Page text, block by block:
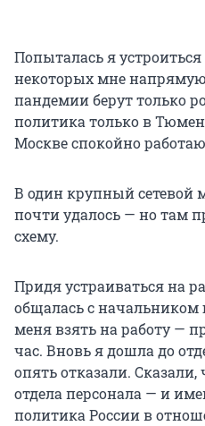
Попыталась я
некоторых мне напрямую
пандемии берут только
политика только в
Москве спокойно
В один крупный сетевой
почти удалось — но там
схему.
Придя устраиваться на
общалась с начальником
меня взять на работу —
час. Вновь я дошла до
опять отказали.
отдела персонала — и
политика России в